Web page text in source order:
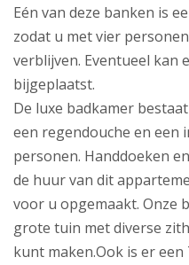
Eén van deze banken is
zodat u met vier
verblijven. Eventueel kan
bijgeplaatst.
De luxe badkamer
een regendouche en een
personen. Handdoeken
de huur van dit
voor u opgemaakt. Onze
grote tuin met diverse
kunt maken.Ook is er